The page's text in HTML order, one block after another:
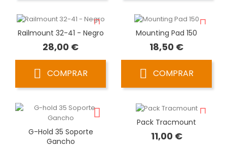
Railmount 32-41 - Negro
28,00 €Precio
COMPRAR
Mounting Pad 150
18,50 €Precio
COMPRAR
G-Hold 35 Soporte
Gancho
Pack Tracmount
11,00 €Precio